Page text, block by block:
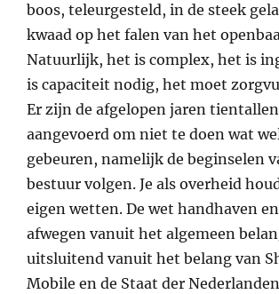
boos, teleurgesteld, in de steek
kwaad op het falen van het
Natuurlijk, het is complex, het is
is capaciteit nodig, het moet
Er zijn de afgelopen jaren
aangevoerd om niet te doen wat
gebeuren, namelijk de beginselen
bestuur volgen. Je als overheid
eigen wetten. De wet handhaven
afwegen vanuit het algemeen
uitsluitend vanuit het belang van
Mobile en de Staat der